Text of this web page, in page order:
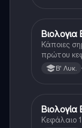
Βιολογία
Βιολογια
Κάποιες
πρώτου
Β' Λυκ.
Βιολογία
Βιολογία
Κεφάλαιο